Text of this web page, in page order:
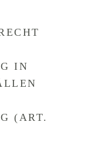
IN
(ART.